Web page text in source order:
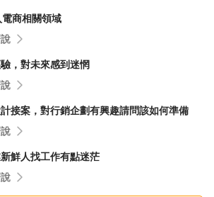
商相關領域
，對未來感到迷惘
接案，對行銷企劃有興趣請問該如何準備
鮮人找工作有點迷茫